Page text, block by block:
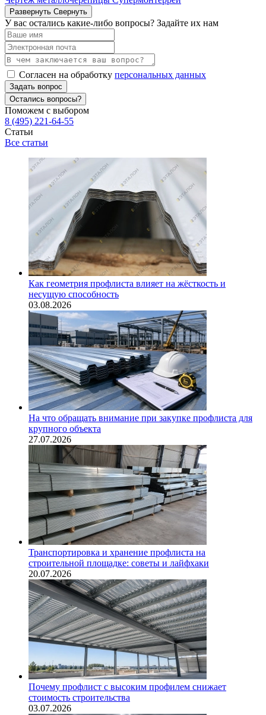
Развернуть Свернуть
У вас остались какие-либо вопросы? Задайте их нам
Согласен на обработку персональных данных
Задать вопрос
Остались вопросы?
Поможем с выбором
8 (495) 221-64-55
Статьи
Все статьи
Как геометрия профлиста влияет на жёсткость и
несущую способность
03.08.2026
На что обращать внимание при закупке профлиста для
крупного объекта
27.07.2026
Транспортировка и хранение профлиста на
строительной площадке: советы и лайфхаки
20.07.2026
Почему профлист с высоким профилем снижает
стоимость строительства
03.07.2026